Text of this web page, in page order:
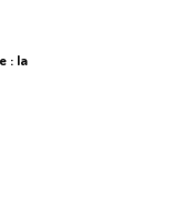
: la